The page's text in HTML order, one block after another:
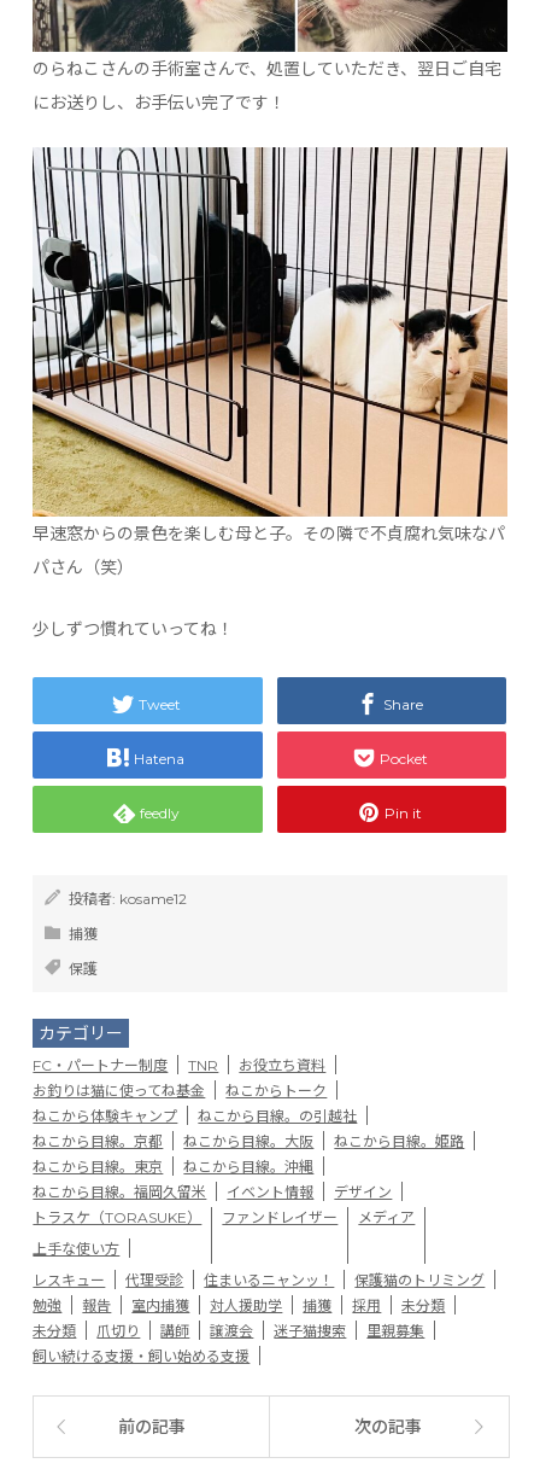
のらねこさんの手術室さんで、処置していただき、翌日ご自宅
にお送りし、お手伝い完了です！
早速窓からの景色を楽しむ母と子。その隣で不貞腐れ気味なパ
パさん（笑）
少しずつ慣れていってね！
Tweet Share
Hatena Pocket
feedly Pin it
投稿者: kosame12
捕獲
保護
カテゴリー
FC・パートナー制度 TNR
お役立ち資料
お釣りは猫に使ってね基金
ねこからトーク
ねこから体験キャンプ
ねこから目線。の引越社
ねこから目線。京都
ねこから目線。大阪
ねこから目線。姫路
ねこから目線。東京
ねこから目線。沖縄
ねこから目線。福岡久留米
イベント情報
デザイン
トラスケ（TORASUKE）
上手な使い方
ファンドレイザー メディア
レスキュー 代理受診 住まいるニャンッ！
保護猫のトリミング
勉強
報告 室内捕獲 対人援助学 捕獲 採用
未分類
未分類
爪切り 講師 譲渡会 迷子猫捜索
里親募集
飼い続ける支援・飼い始める支援
前の記事 次の記事